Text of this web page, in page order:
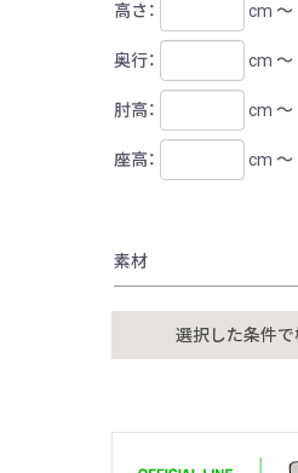
高さ： cm ～
奥行： cm ～
肘高： cm ～
座高： cm ～
素材